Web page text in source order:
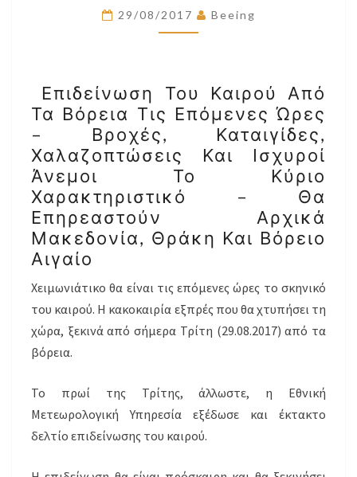
ΈΩΣ
8
29/8/2017
29/08/2017 Beeing
Επιδείνωση Του Καιρού Από
Τα Βόρεια Τις Επόμενες Ώρες
– Βροχές, Καταιγίδες,
Χαλαζοπτώσεις Και Ισχυροί
Άνεμοι Το Κύριο
Χαρακτηριστικό – Θα
Επηρεαστούν Αρχικά
Μακεδονία, Θράκη Και Βόρειο
Αιγαίο
Χειμωνιάτικο θα είναι τις επόμενες ώρες το σκηνικό
του καιρού. Η κακοκαιρία εξπρές που θα χτυπήσει τη
χώρα, ξεκινά από σήμερα Τρίτη (29.08.2017) από τα
βόρεια.
Το πρωί της Τρίτης, άλλωστε, η Εθνική
Μετεωρολογική Υπηρεσία εξέδωσε και έκτακτο
δελτίο επιδείνωσης του καιρού.